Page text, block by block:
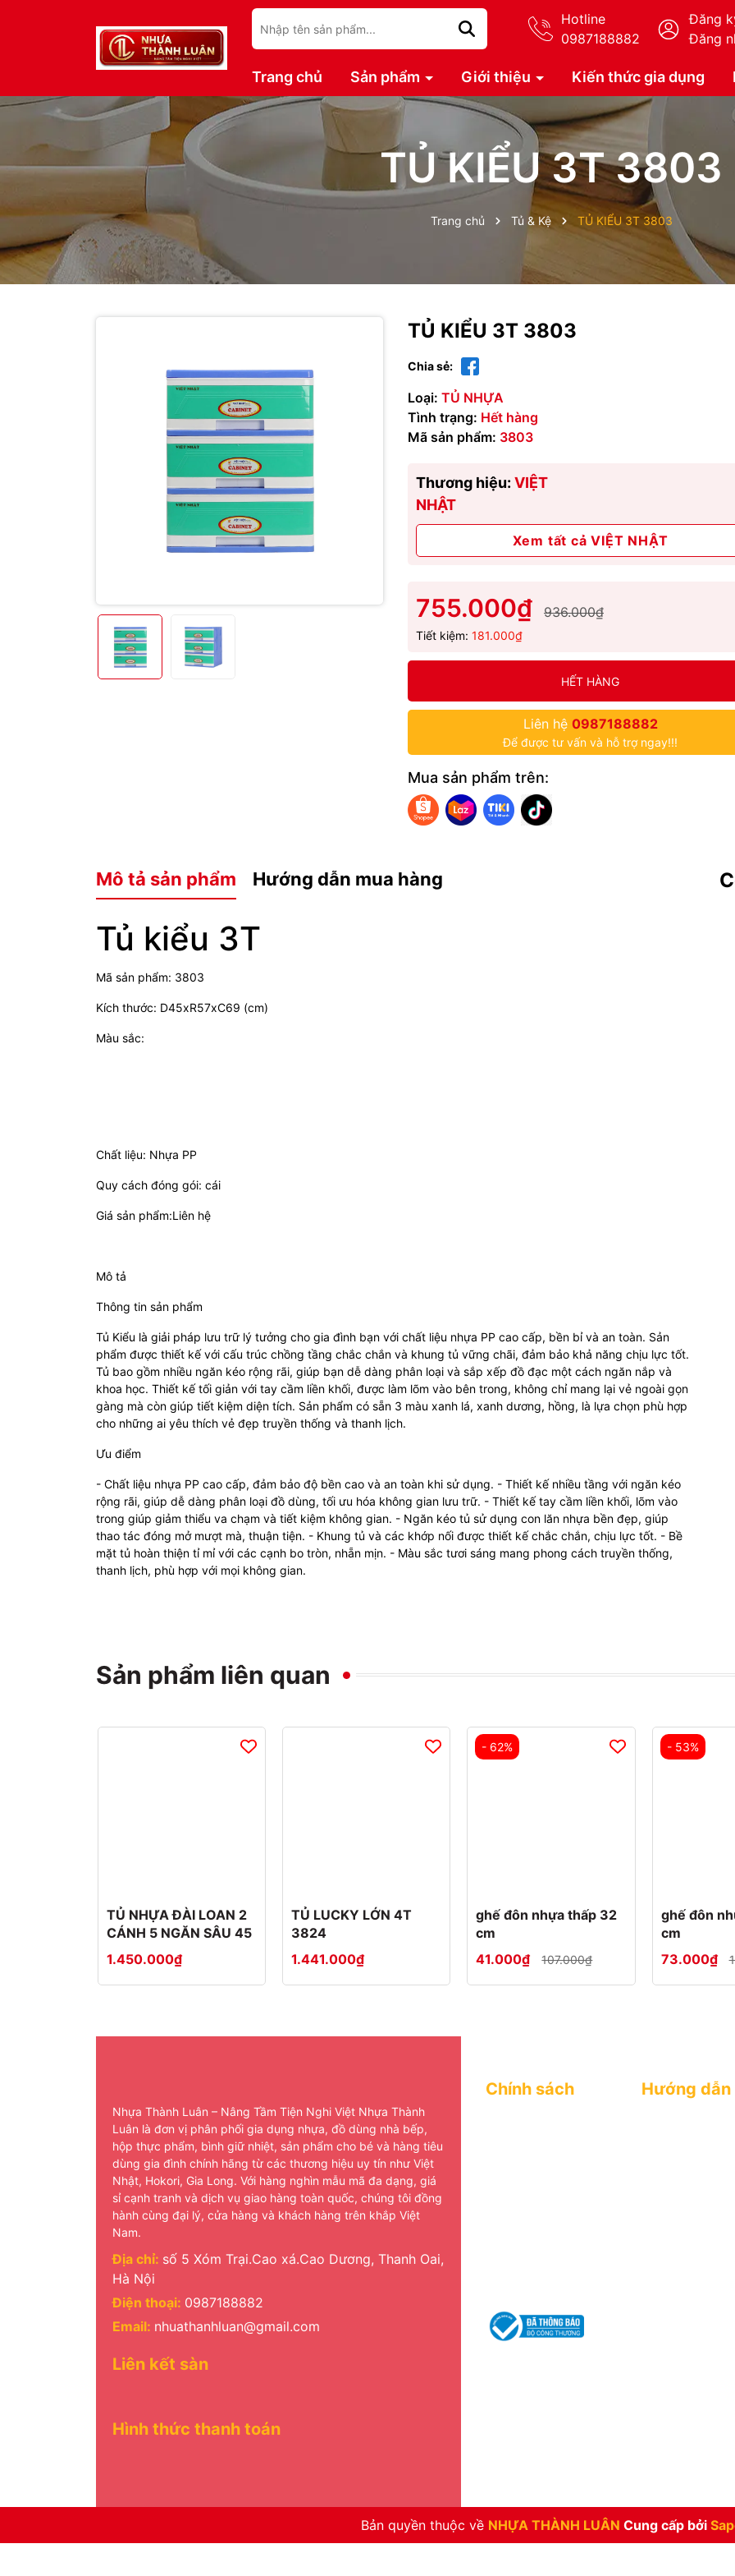
Hotline
0987188882
Đăng
Đăng
Trang chủ Sản phẩm Giới thiệu Kiến thức gia dụng
TỦ KIỂU 3T 3803
Trang chủ Tủ & Kệ TỦ KIỂU 3T 3803
TỦ KIỂU 3T 3803
Chia sẻ:
Loại: TỦ NHỰA
Tình trạng: Hết hàng
Mã sản phẩm: 3803
Thương hiệu: VIỆT
NHẬT
Xem tất cả VIỆT NHẬT
755.000₫ 936.000₫
Tiết kiệm: 181.000₫
HẾT HÀNG
Liên hệ 0987188882
Để được tư vấn và hỗ trợ ngay!!!
Mua sản phẩm trên:
Mô tả sản phẩm Hướng dẫn mua hàng
Tủ kiểu 3T
Mã sản phẩm: 3803
Kích thước: D45xR57xC69 (cm)
Màu sắc:
Chất liệu: Nhựa PP
Quy cách đóng gói: cái
Giá sản phẩm:Liên hệ
Mô tả
Thông tin sản phẩm
Tủ Kiểu là giải pháp lưu trữ lý tưởng cho gia đình bạn với chất liệu nhựa PP cao cấp, bền bỉ và an toàn. Sản
phẩm được thiết kế với cấu trúc chồng tầng chắc chắn và khung tủ vững chãi, đảm bảo khả năng chịu lực tốt.
Tủ bao gồm nhiều ngăn kéo rộng rãi, giúp bạn dễ dàng phân loại và sắp xếp đồ đạc một cách ngăn nắp và
khoa học. Thiết kế tối giản với tay cầm liền khối, được làm lõm vào bên trong, không chỉ mang lại vẻ ngoài gọn
gàng mà còn giúp tiết kiệm diện tích. Sản phẩm có sẵn 3 màu xanh lá, xanh dương, hồng, là lựa chọn phù hợp
cho những ai yêu thích vẻ đẹp truyền thống và thanh lịch.
Ưu điểm
- Chất liệu nhựa PP cao cấp, đảm bảo độ bền cao và an toàn khi sử dụng. - Thiết kế nhiều tầng với ngăn kéo
rộng rãi, giúp dễ dàng phân loại đồ dùng, tối ưu hóa không gian lưu trữ. - Thiết kế tay cầm liền khối, lõm vào
trong giúp giảm thiểu va chạm và tiết kiệm không gian. - Ngăn kéo tủ sử dụng con lăn nhựa bền đẹp, giúp
thao tác đóng mở mượt mà, thuận tiện. - Khung tủ và các khớp nối được thiết kế chắc chắn, chịu lực tốt. - Bề
mặt tủ hoàn thiện tỉ mỉ với các cạnh bo tròn, nhẵn mịn. - Màu sắc tươi sáng mang phong cách truyền thống,
thanh lịch, phù hợp với mọi không gian.
Sản phẩm liên quan
TỦ NHỰA ĐÀI LOAN 2
CÁNH 5 NGĂN SÂU 45
1.450.000₫
TỦ LUCKY LỚN 4T
3824
1.441.000₫
- 62%
ghế đôn nhựa thấp 32
cm
41.000₫
107.000₫
- 53%
ghế đôn
cm
73.000₫
Nhựa Thành Luân – Nâng Tầm Tiện Nghi Việt Nhựa Thành
Luân là đơn vị phân phối gia dụng nhựa, đồ dùng nhà bếp,
hộp thực phẩm, bình giữ nhiệt, sản phẩm cho bé và hàng tiêu
dùng gia đình chính hãng từ các thương hiệu uy tín như Việt
Nhật, Hokori, Gia Long. Với hàng nghìn mẫu mã đa dạng, giá
sỉ cạnh tranh và dịch vụ giao hàng toàn quốc, chúng tôi đồng
hành cùng đại lý, cửa hàng và khách hàng trên khắp Việt
Nam.
Địa chỉ: số 5 Xóm Trại.Cao xá.Cao Dương, Thanh Oai,
Hà Nội
Điện thoại: 0987188882
Email: nhuathanhluan@gmail.com
Liên kết sàn
Hình thức thanh toán
Chính sách Hướng dẫn
Bản quyền thuộc về NHỰA THÀNH LUÂN Cung cấp bởi